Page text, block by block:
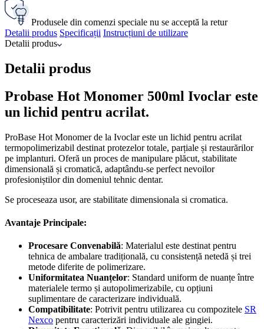
Produsele din comenzi speciale nu se acceptă la retur
Detalii produs Specificații Instrucțiuni de utilizare
Detalii produs
Detalii produs
Probase Hot Monomer 500ml Ivoclar este
un lichid pentru acrilat.
ProBase Hot Monomer de la Ivoclar este un lichid pentru acrilat
termopolimerizabil destinat protezelor totale, parțiale și restaurărilor
pe implanturi. Oferă un proces de manipulare plăcut, stabilitate
dimensională și cromatică, adaptându-se perfect nevoilor
profesioniștilor din domeniul tehnic dentar.
Se proceseaza usor, are stabilitate dimensionala si cromatica.
Avantaje Principale:
Procesare Convenabilă: Materialul este destinat pentru
tehnica de ambalare tradițională, cu consistență netedă și trei
metode diferite de polimerizare.
Uniformitatea Nuanțelor: Standard uniform de nuanțe între
materialele termo și autopolimerizabile, cu opțiuni
suplimentare de caracterizare individuală.
Compatibilitate: Potrivit pentru utilizarea cu compozitele SR
Nexco pentru caracterizări individuale ale gingiei.